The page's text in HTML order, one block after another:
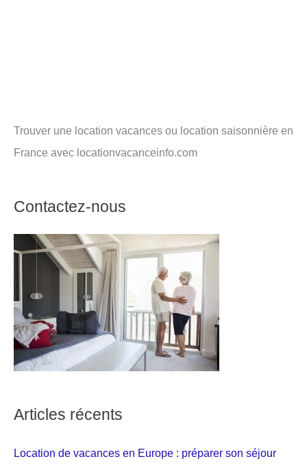
Trouver une location vacances ou location saisonnière en
France avec locationvacanceinfo.com
Contactez-nous
Articles récents
Location de vacances en Europe : préparer son séjour